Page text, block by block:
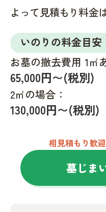
よって見積もり料金
いのりの料金目安
お墓の撤去費用 1㎡
65,000円〜(税別)
2㎡の場合：
130,000円〜(税別)
相見積もり歓
墓じま